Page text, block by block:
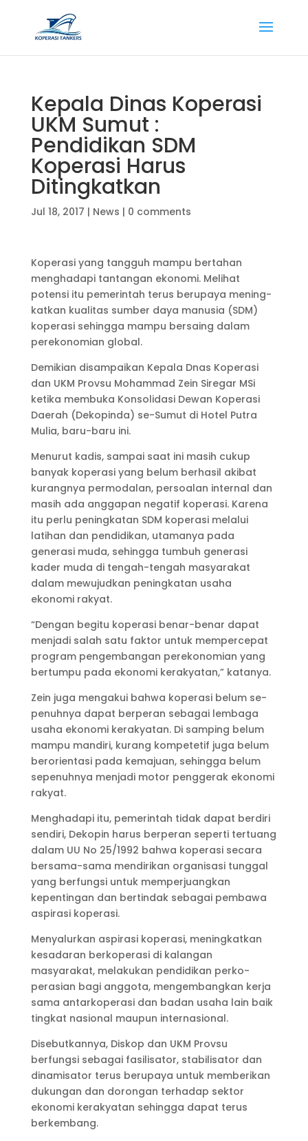
Kepala Dinas Koperasi
UKM Sumut :
Pendidikan SDM
Koperasi Harus
Ditingkatkan
Jul 18, 2017 | News | 0 comments
Koperasi yang tangguh mampu bertahan
menghadapi tantangan ekonomi. Melihat
potensi itu pemerin­tah terus berupaya me­ning­
katkan kualitas sumber daya manusia (SDM)
koperasi sehingga mampu bersaing dalam
perekonomian global.
Demikian disampaikan Kepala Dnas Koperasi
dan UKM Provsu Moham­mad Zein Siregar MSi
ketika membuka Konsolidasi Dewan Koperasi
Daerah (Dekopinda) se-Sumut di Hotel Putra
Mulia, baru-baru ini.
Menurut kadis, sampai saat ini masih cukup
banyak koperasi yang belum berhasil akibat
kurangnya permodalan, persoalan internal dan
masih ada anggapan negatif koperasi. Karena
itu perlu peningkatan SDM koperasi melalui
latihan dan pendidi­kan, utamanya pada
generasi muda, sehingga tumbuh generasi
kader muda di tengah-te­ngah masyarakat
dalam mewujudkan peningkatan usaha
ekonomi rakyat.
“Dengan begitu koperasi benar-benar da­pat
menjadi salah satu faktor untuk mem­percepat
program pengem­ba­ngan pereko­nomian yang
bertumpu pada ekonomi ke­rakyatan,” katanya.
Zein juga mengakui bahwa koperasi be­lum se­
penuhnya dapat berperan se­ba­gai lembaga
usaha ekonomi kerak­ya­tan. Di samping belum
mampu man­diri, kurang kompetetif juga belum
berorientasi pada kemajuan, sehingga belum
sepenuhnya menjadi motor penggerak ekonomi
rakyat.
Menghadapi itu, pemerintah tidak da­pat berdiri
sendiri, Dekopin harus ber­peran seperti tertuang
dalam UU No 25/1992 bahwa koperasi secara
ber­sama-sama mendirikan organisasi tung­gal
yang berfungsi untuk mem­per­juangkan
kepentingan dan bertin­dak sebagai pembawa
aspirasi kopera­si.
Menyalurkan aspirasi koperasi, mening­katkan
kesadaran berkoperasi di kalangan
masyarakat, melakukan pendidikan perko­
perasian bagi anggo­ta, mengembangkan kerja
sama antar­ko­perasi dan badan usaha lain baik
tingkat nasional maupun interna­sional.
Disebutkannya, Diskop dan UKM Provsu
berfungsi sebagai fasilisator, stabilisator dan
dinamisator terus berupaya untuk membe­rikan
dukungan dan dorongan terhadap sektor
ekonomi kerakyatan sehingga dapat terus
berkembang.